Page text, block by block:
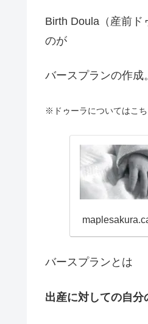
Birth Doula（産前ド
のが
バースプランの作成。
※ドゥーラについてはこち
バースプランとは
出産に対しての自